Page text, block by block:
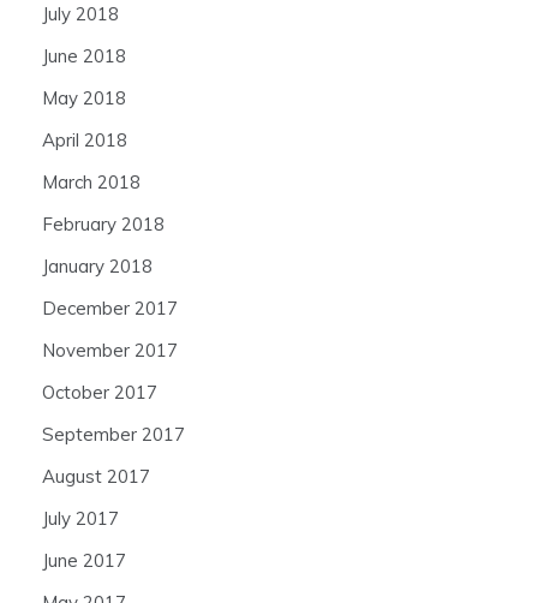
July 2018
June 2018
May 2018
April 2018
March 2018
February 2018
January 2018
December 2017
November 2017
October 2017
September 2017
August 2017
July 2017
June 2017